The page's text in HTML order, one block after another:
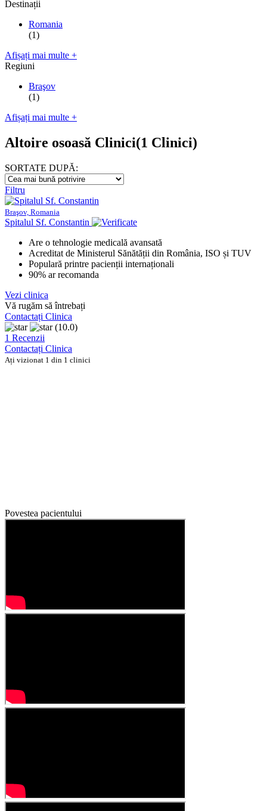
Destinații
Romania
(1)
Afișați mai multe +
Regiuni
Braşov
(1)
Afișați mai multe +
Altoire osoasă Clinici(1 Clinici)
SORTATE DUPĂ:
Filtru
Braşov, Romania
Spitalul Sf. Constantin
Are o tehnologie medicală avansată
Acreditat de Ministerul Sănătății din România, ISO și TUV
Populară printre pacienții internaționali
90% ar recomanda
Vezi clinica
Vă rugăm să întrebați
Contactați Clinica
(10.0)
1 Recenzii
Contactați Clinica
Ați vizionat 1 din 1 clinici
Povestea pacientului